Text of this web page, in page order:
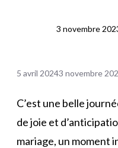
3 novembre
5 avril 20243 novembre
C’est une belle
de joie et
mariage, un moment